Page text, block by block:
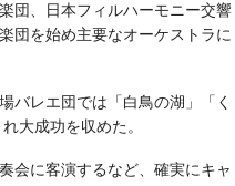
団、日本フィルハーモニー交響
団を始め主要なオーケストラに
バレエ団では「白鳥の湖」「く
大成功を収めた。
会に客演するなど、確実にキャ